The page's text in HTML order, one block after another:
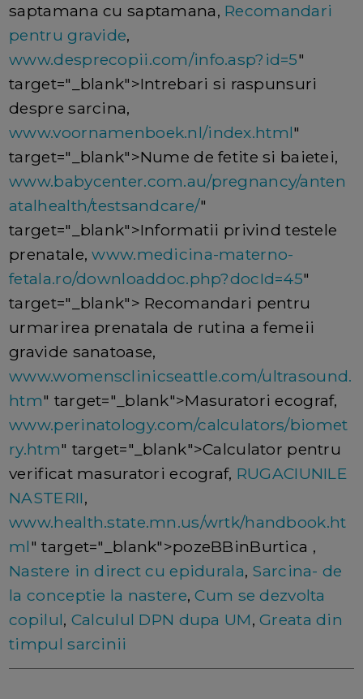
saptamana cu saptamana, Recomandari
pentru gravide,
www.desprecopii.com/info.asp?id=5"
target="_blank">Intrebari si raspunsuri
despre sarcina,
www.voornamenboek.nl/index.html"
target="_blank">Nume de fetite si baietei,
www.babycenter.com.au/pregnancy/anten
atalhealth/testsandcare/"
target="_blank">Informatii privind testele
prenatale,www.medicina-materno-
fetala.ro/downloaddoc.php?docId=45"
target="_blank"> Recomandari pentru
urmarirea prenatala de rutina a femeii
gravide sanatoase,
www.womensclinicseattle.com/ultrasound.
htm" target="_blank">Masuratori ecograf,
www.perinatology.com/calculators/biomet
ry.htm" target="_blank">Calculator pentru
verificat masuratori ecograf, RUGACIUNILE
NASTERII,
www.health.state.mn.us/wrtk/handbook.ht
ml" target="_blank">pozeBBinBurtica ,
Nastere in direct cu epidurala, Sarcina- de
la conceptie la nastere,Cum se dezvolta
copilul, Calculul DPN dupa UM,Greata din
timpul sarcinii